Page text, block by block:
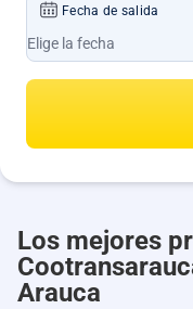
Fecha de salida
Los mejores
Arauca